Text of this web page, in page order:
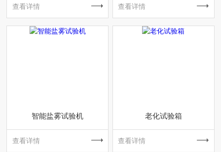
查看详情 查看详情
智能盐雾试验机
查看详情
老化试验箱
查看详情